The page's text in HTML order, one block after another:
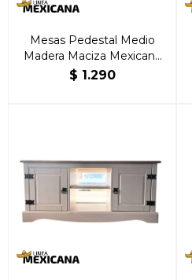
Mesas Pedestal Medio
Madera Maciza Mexicana
Natural
$ 1.290